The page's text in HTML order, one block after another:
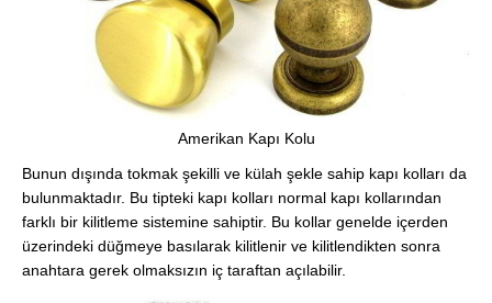
Amerikan Kapı Kolu
Bunun dışında tokmak şekilli ve külah şekle sahip kapı kolları da
bulunmaktadır. Bu tipteki kapı kolları normal kapı kollarından
farklı bir kilitleme sistemine sahiptir. Bu kollar genelde içerden
üzerindeki düğmeye basılarak kilitlenir ve kilitlendikten sonra
anahtara gerek olmaksızın iç taraftan açılabilir.